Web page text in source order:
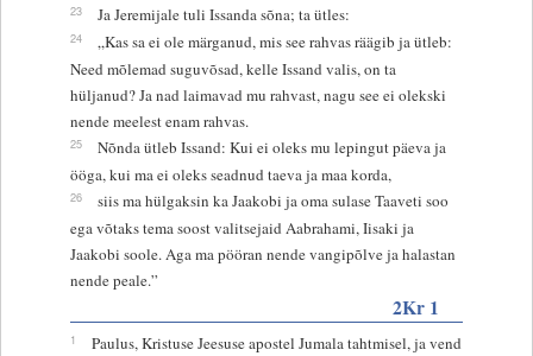
23 Ja Jeremijale tuli Issanda sõna; ta ütles:
24
„Kas sa ei ole märganud, mis see rahvas räägib ja ütleb:
Need mõlemad suguvõsad, kelle Issand valis, on ta
hüljanud? Ja nad laimavad mu rahvast, nagu see ei olekski
nende meelest enam rahvas.
25
Nõnda ütleb Issand: Kui ei oleks mu lepingut päeva ja
ööga, kui ma ei oleks seadnud taeva ja maa korda,
26
siis ma hülgaksin ka Jaakobi ja oma sulase Taaveti soo
ega võtaks tema soost valitsejaid Aabrahami, Iisaki ja
Jaakobi soole. Aga ma pööran nende vangipõlve ja halastan
nende peale.”
2Kr 1
1
Paulus, Kristuse Jeesuse apostel Jumala tahtmisel, ja vend